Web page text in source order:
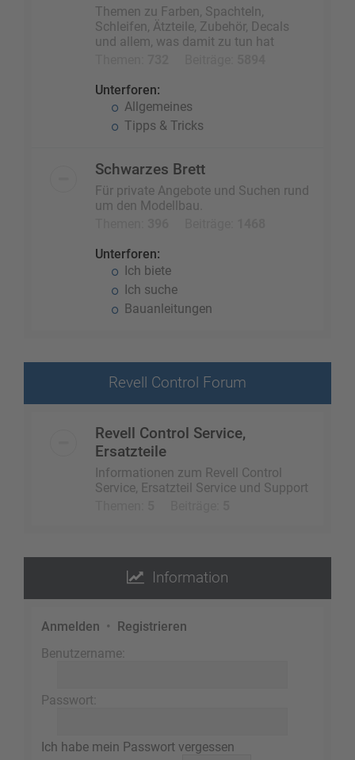
Themen zu Farben, Spachteln,
Schleifen, Ätzteile, Zubehör, Decals
und allem, was damit zu tun hat
Unterforen:
Allgemeines
Tipps & Tricks
Schwarzes Brett
Für private Angebote und Suchen rund
um den Modellbau.
Unterforen:
Ich biete
Ich suche
Bauanleitungen
Revell Control Forum
Revell Control Service,
Ersatzteile
Informationen zum Revell Control
Service, Ersatzteil Service und Support
Information
Anmelden • Registrieren
Benutzername:
Passwort:
Ich habe mein Passwort vergessen